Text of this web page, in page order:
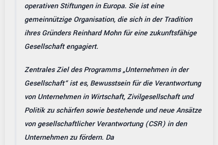
operativen Stiftungen in Europa. Sie ist eine
gemeinnützige Organisation, die sich in der Tradition
ihres Gründers Reinhard Mohn für eine zukunftsfähige
Gesellschaft engagiert.
Zentrales Ziel des Programms „Unternehmen in der
Gesellschaft“ ist es, Bewusstsein für die Verantwortung
von Unternehmen in Wirtschaft, Zivilgesellschaft und
Politik zu schärfen sowie bestehende und neue Ansätze
von gesellschaftlicher Verantwortung (CSR) in den
Unternehmen zu fördern. Da